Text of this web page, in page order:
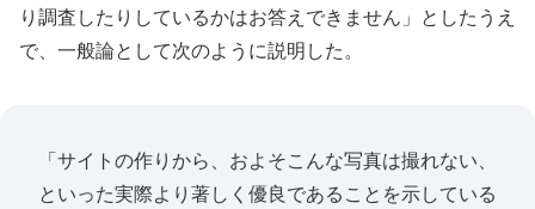
り調査したりしているかはお答えできません」としたうえ
で、一般論として次のように説明した。
「サイトの作りから、およそこんな写真は撮れない、
といった実際より著しく優良であることを示している